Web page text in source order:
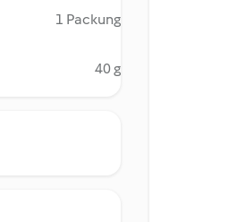
1 Packung
40 g